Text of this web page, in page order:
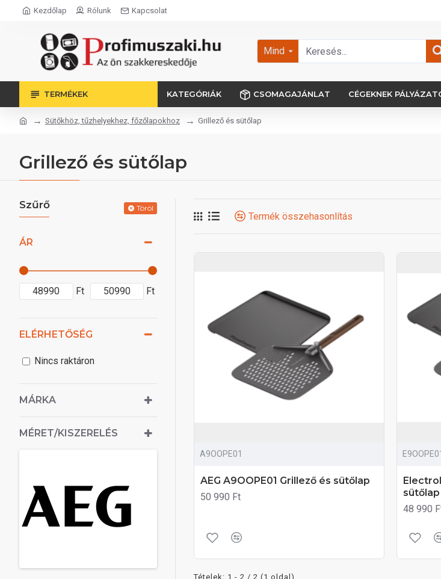
Kezdőlap Rólunk Kapcsolat
Mind
TERMÉKEK KATEGÓRIÁK CSOMAGAJÁNLAT CÉGEKNEK
Sütőkhöz, tűzhelyekhez, főzőlapokhoz Grillező és sütőlap
Grillező és sütőlap
Szűrő Töröl
ÁR
Ft Ft
MÁRKA
MÉRET/KISZERELÉS
ELÉRHETŐSÉG
Nincs raktáron
Termék összehasonlítás
A9OOPE01
AEG A9OOPE01 Grillező és sütőlap
50 990 Ft
E9OOPE01
sütőlap
48 990
Tételek: 1 - 2 / 2 (1 oldal)